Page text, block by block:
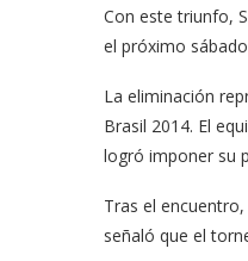
Con este triunfo,
el próximo
La eliminación
Brasil 2014. El
logró imponer su
Tras el
señaló que el